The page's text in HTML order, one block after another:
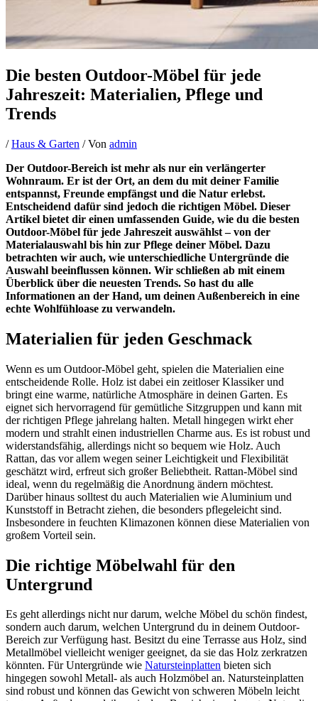
Die besten Outdoor-Möbel für jede
Jahreszeit: Materialien, Pflege und
Trends
/Haus & Garten / Von admin
Der Outdoor-Bereich ist mehr als nur ein verlängerter
Wohnraum. Er ist der Ort, an dem du mit deiner Familie
entspannst, Freunde empfängst und die Natur erlebst.
Entscheidend dafür sind jedoch die richtigen Möbel. Dieser
Artikel bietet dir einen umfassenden Guide, wie du die besten
Outdoor-Möbel für jede Jahreszeit auswählst – von der
Materialauswahl bis hin zur Pflege deiner Möbel. Dazu
betrachten wir auch, wie unterschiedliche Untergründe die
Auswahl beeinflussen können. Wir schließen ab mit einem
Überblick über die neuesten Trends. So hast du alle
Informationen an der Hand, um deinen Außenbereich in eine
echte Wohlfühloase zu verwandeln.
Materialien für jeden Geschmack
Wenn es um Outdoor-Möbel geht, spielen die Materialien eine
entscheidende Rolle. Holz ist dabei ein zeitloser Klassiker und
bringt eine warme, natürliche Atmosphäre in deinen Garten. Es
eignet sich hervorragend für gemütliche Sitzgruppen und kann mit
der richtigen Pflege jahrelang halten. Metall hingegen wirkt eher
modern und strahlt einen industriellen Charme aus. Es ist robust und
widerstandsfähig, allerdings nicht so bequem wie Holz. Auch
Rattan, das vor allem wegen seiner Leichtigkeit und Flexibilität
geschätzt wird, erfreut sich großer Beliebtheit. Rattan-Möbel sind
ideal, wenn du regelmäßig die Anordnung ändern möchtest.
Darüber hinaus solltest du auch Materialien wie Aluminium und
Kunststoff in Betracht ziehen, die besonders pflegeleicht sind.
Insbesondere in feuchten Klimazonen können diese Materialien von
großem Vorteil sein.
Die richtige Möbelwahl für den
Untergrund
Es geht allerdings nicht nur darum, welche Möbel du schön findest,
sondern auch darum, welchen Untergrund du in deinem Outdoor-
Bereich zur Verfügung hast. Besitzt du eine Terrasse aus Holz, sind
Metallmöbel vielleicht weniger geeignet, da sie das Holz zerkratzen
könnten. Für Untergründe wie Natursteinplatten bieten sich
hingegen sowohl Metall- als auch Holzmöbel an. Natursteinplatten
sind robust und können das Gewicht von schweren Möbeln leicht